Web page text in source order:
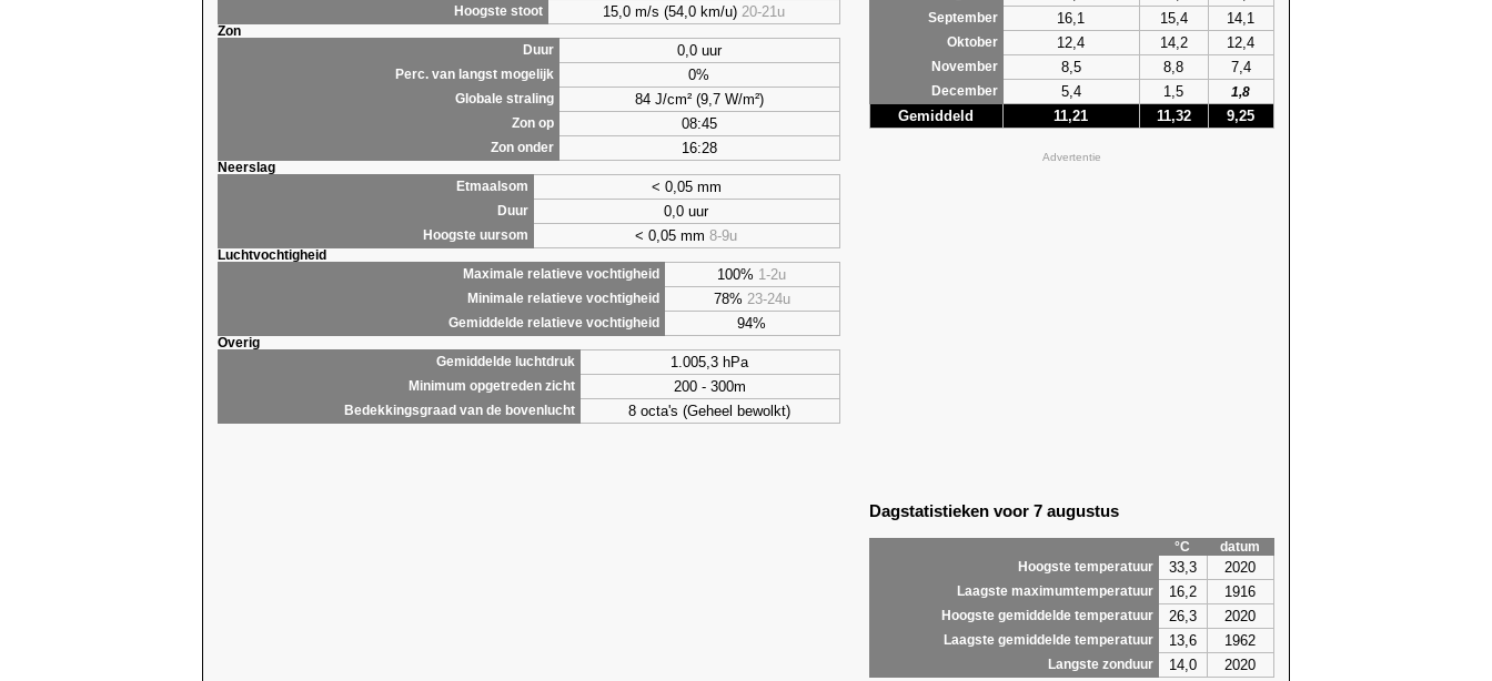
Hoogste stoot 15,0 m/s (54,0 km/u) 20-21u
Zon
Duur
0,0 uur
Perc. van langst mogelijk 0%
Globale straling 84 J/cm² (9,7 W/m²)
Zon op 08:45
Zon onder 16:28
Neerslag
Etmaalsom
< 0,05 mm
Duur 0,0 uur
Hoogste uursom < 0,05 mm8-9u
Luchtvochtigheid
Maximale relatieve vochtigheid
100% 1-2u
Minimale relatieve vochtigheid 78% 23-24u
Gemiddelde relatieve vochtigheid 94%
Overig
Gemiddelde luchtdruk
1.005,3 hPa
Minimum opgetreden zicht 200 - 300m
Bedekkingsgraad van de bovenlucht 8 octa's (Geheel bewolkt)
September 16,1 15,4 14,1
Oktober 12,4 14,2 12,4
November 8,5 8,8 7,4
December 5,4 1,5 1,8
Gemiddeld 11,21 11,32 9,25
Advertentie
Dagstatistieken voor 7 augustus
°C
datum
Hoogste temperatuur
33,3 2020
Laagste maximumtemperatuur 16,2 1916
Hoogste gemiddelde temperatuur 26,3 2020
Laagste gemiddelde temperatuur 13,6 1962
Langste zonduur 14,0
2020